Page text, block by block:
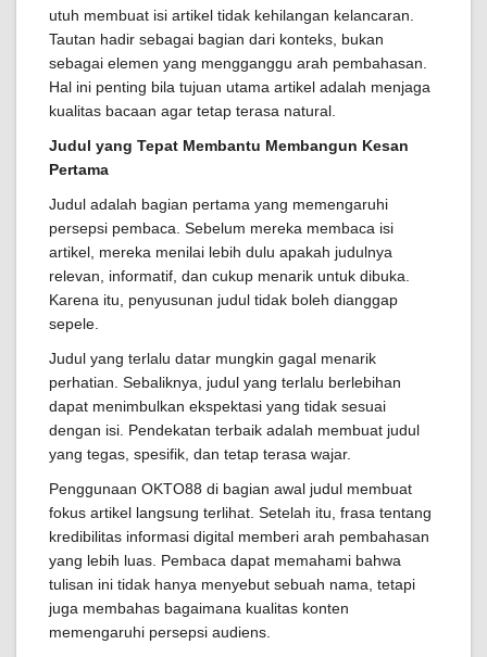
utuh membuat isi artikel tidak kehilangan kelancaran.
Tautan hadir sebagai bagian dari konteks, bukan
sebagai elemen yang mengganggu arah pembahasan.
Hal ini penting bila tujuan utama artikel adalah menjaga
kualitas bacaan agar tetap terasa natural.
Judul yang Tepat Membantu Membangun Kesan
Pertama
Judul adalah bagian pertama yang memengaruhi
persepsi pembaca. Sebelum mereka membaca isi
artikel, mereka menilai lebih dulu apakah judulnya
relevan, informatif, dan cukup menarik untuk dibuka.
Karena itu, penyusunan judul tidak boleh dianggap
sepele.
Judul yang terlalu datar mungkin gagal menarik
perhatian. Sebaliknya, judul yang terlalu berlebihan
dapat menimbulkan ekspektasi yang tidak sesuai
dengan isi. Pendekatan terbaik adalah membuat judul
yang tegas, spesifik, dan tetap terasa wajar.
Penggunaan OKTO88 di bagian awal judul membuat
fokus artikel langsung terlihat. Setelah itu, frasa tentang
kredibilitas informasi digital memberi arah pembahasan
yang lebih luas. Pembaca dapat memahami bahwa
tulisan ini tidak hanya menyebut sebuah nama, tetapi
juga membahas bagaimana kualitas konten
memengaruhi persepsi audiens.